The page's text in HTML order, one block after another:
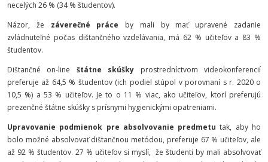
necelých 26 % (34 % študentov).
Názor, že záverečné práce by mali by mať upravené zadanie
zvládnuteľné počas dištančného vzdelávania, má 62 % učiteľov a 83 %
študentov.
Dištančné on-line štátne skúšky prostredníctvom videokonferencií
preferuje až 64,5 % študentov (ich podiel stúpol v porovnaní s r. 2020 o
10,5 %) a 53 % učiteľov. Je to o 11 % viac, ako učiteľov, ktorí preferujú
prezenčné štátne skúšky s prísnymi hygienickými opatreniami.
Upravovanie podmienok pre absolvovanie predmetu tak, aby ho
bolo možné absolvovať dištančnou metódou, preferuje 67 % učiteľov, ale
až 92 % študentov. 27 % učiteľov si myslí, že študenti by mali absolvovať